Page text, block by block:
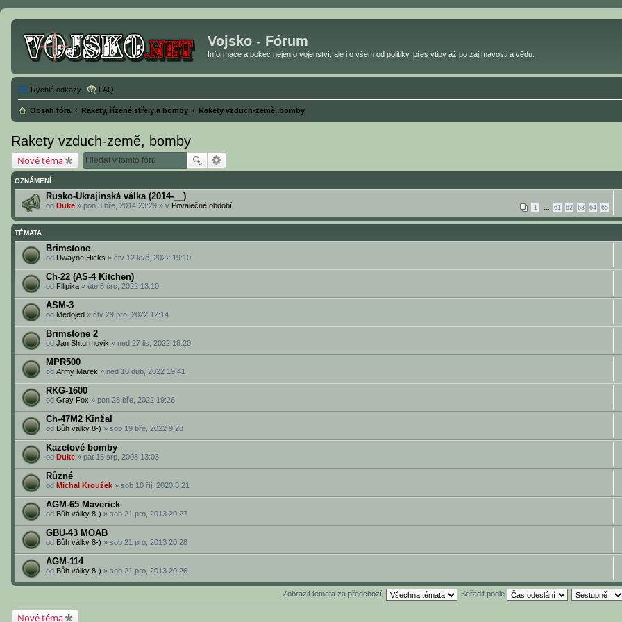
Vojsko - Fórum
Informace a pokec nejen o vojenství, ale i o všem od politiky, přes vtipy až po zajímavosti a vědu.
Rychlé odkazy FAQ
Obsah fóra Rakety, řízené střely a bomby Rakety vzduch-země, bomby
Rakety vzduch-země, bomby
Nové téma
OZNÁMENÍ
Rusko-Ukrajinská válka (2014-__)
1 61 62 63 64 65
od Duke » pon 3 bře, 2014 23:29 » v Poválečné období
TÉMATA
Brimstone
od Dwayne Hicks » čtv 12 kvě, 2022 19:10
Ch-22 (AS-4 Kitchen)
od Filipika » úte 5 črc, 2022 13:10
ASM-3
od Medojed » čtv 29 pro, 2022 12:14
Brimstone 2
od Jan Shturmovik » ned 27 lis, 2022 18:20
MPR500
od Army Marek » ned 10 dub, 2022 19:41
RKG-1600
od Gray Fox » pon 28 bře, 2022 19:26
Ch-47M2 Kinžal
od Bůh války 8-) » sob 19 bře, 2022 9:28
Kazetové bomby
od Duke » pát 15 srp, 2008 13:03
Různé
od Michal Kroužek » sob 10 říj, 2020 8:21
AGM-65 Maverick
od Bůh války 8-) » sob 21 pro, 2013 20:27
GBU-43 MOAB
od Bůh války 8-) » sob 21 pro, 2013 20:28
AGM-114
od Bůh války 8-) » sob 21 pro, 2013 20:26
Zobrazit témata za předchozí: Seřadit podle
Nové téma